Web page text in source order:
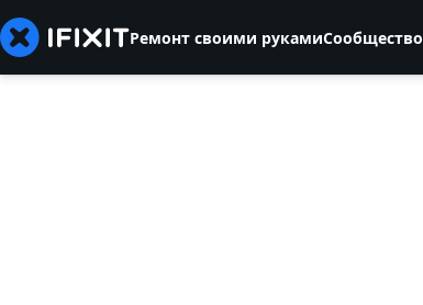
Ремонт своими рукамиСообщество